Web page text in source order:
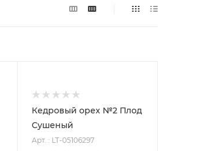
Кедровый орех №2 Плод
Сушеный
Арт. : LT-05106297